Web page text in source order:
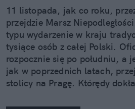
11 listopada, jak co roku,
przejdzie Marsz
typu wydarzenie w kraju
tysiące osób z całej Polski.
rozpocznie się po południu, a
jak w poprzednich latach,
stolicy na Pragę. Którędy